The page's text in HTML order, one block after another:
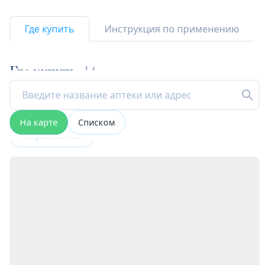
Где купить Инструкция по применению
Где купить 14
На карте Списком
Открыта сейчас